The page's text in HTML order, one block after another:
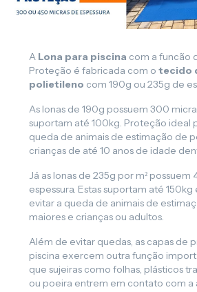
A Lona para piscina com a funcão
Proteção é fabricada com o tecido
polietileno com 190g ou 235g de
As lonas de 190g possuem 300
suportam até 100kg. Proteção ideal
queda de animais de estimação de
crianças de até 10 anos de idade
Já as lonas de 235g por m² possuem
espessura. Estas suportam até 150kg
evitar a queda de animais de
maiores e crianças ou adultos.
Além de evitar quedas, as capas de
piscina exercem outra função
que sujeiras como folhas, plásticos
ou poeira entrem em contato com a